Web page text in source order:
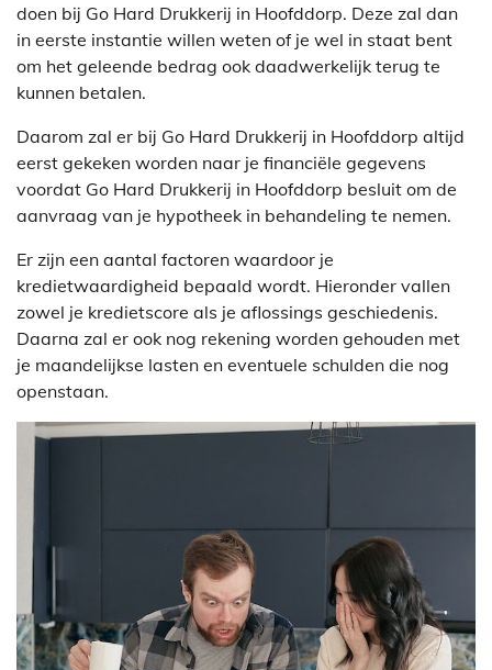
doen bij Go Hard Drukkerij in Hoofddorp. Deze zal dan
in eerste instantie willen weten of je wel in staat bent
om het geleende bedrag ook daadwerkelijk terug te
kunnen betalen.
Daarom zal er bij Go Hard Drukkerij in Hoofddorp altijd
eerst gekeken worden naar je financiële gegevens
voordat Go Hard Drukkerij in Hoofddorp besluit om de
aanvraag van je hypotheek in behandeling te nemen.
Er zijn een aantal factoren waardoor je
kredietwaardigheid bepaald wordt. Hieronder vallen
zowel je kredietscore als je aflossings geschiedenis.
Daarna zal er ook nog rekening worden gehouden met
je maandelijkse lasten en eventuele schulden die nog
openstaan.